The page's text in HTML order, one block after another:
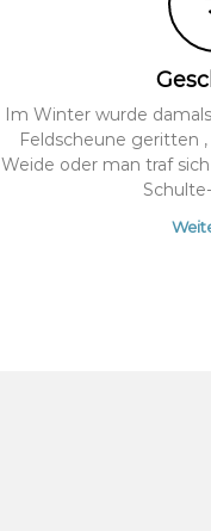
Im Winter wurde
Feldscheune geritten
Weide oder man traf